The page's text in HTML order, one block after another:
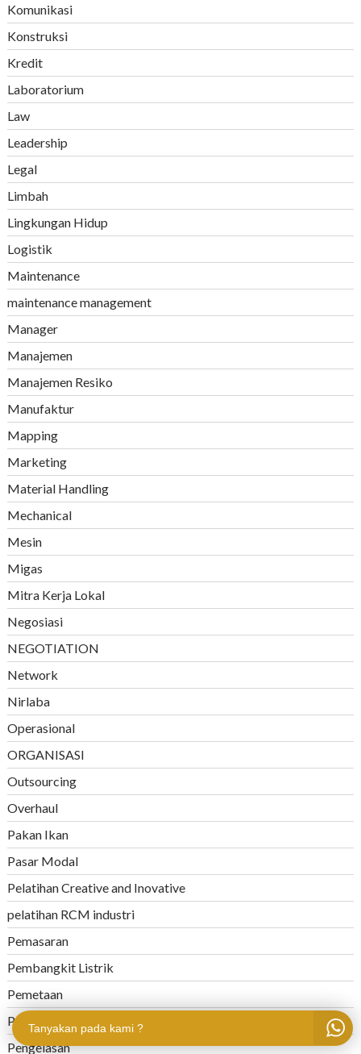
Komunikasi
Konstruksi
Kredit
Laboratorium
Law
Leadership
Legal
Limbah
Lingkungan Hidup
Logistik
Maintenance
maintenance management
Manager
Manajemen
Manajemen Resiko
Manufaktur
Mapping
Marketing
Material Handling
Mechanical
Mesin
Migas
Mitra Kerja Lokal
Negosiasi
NEGOTIATION
Network
Nirlaba
Operasional
ORGANISASI
Outsourcing
Overhaul
Pakan Ikan
Pasar Modal
Pelatihan Creative and Inovative
pelatihan RCM industri
Pemasaran
Pembangkit Listrik
Pemetaan
Pendidikan
Pengelasan
Tanyakan pada kami ?